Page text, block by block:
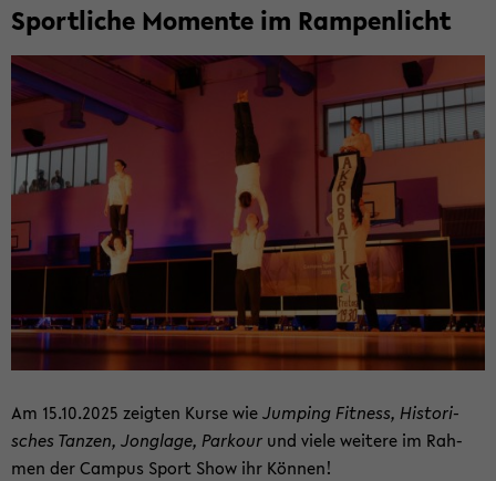
Sport­li­che Mo­men­te im Ram­pen­licht
Am 15.10.2025 zeig­ten Kurse wieJum­ping Fit­ness, His­to­ri­
sches Tan­zen, Jon­gla­ge, Par­kour und viele wei­te­re im Rah­
men der Cam­pus Sport Show ihr Kön­nen!